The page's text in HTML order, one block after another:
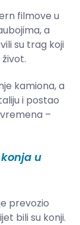
filmove u
a
su trag koji
kamiona, a
i postao
–
u
prevozio
bili su konji.